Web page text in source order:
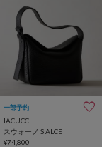
一部予約
IACUCCI
スウォーノ S ALCE
¥74,800